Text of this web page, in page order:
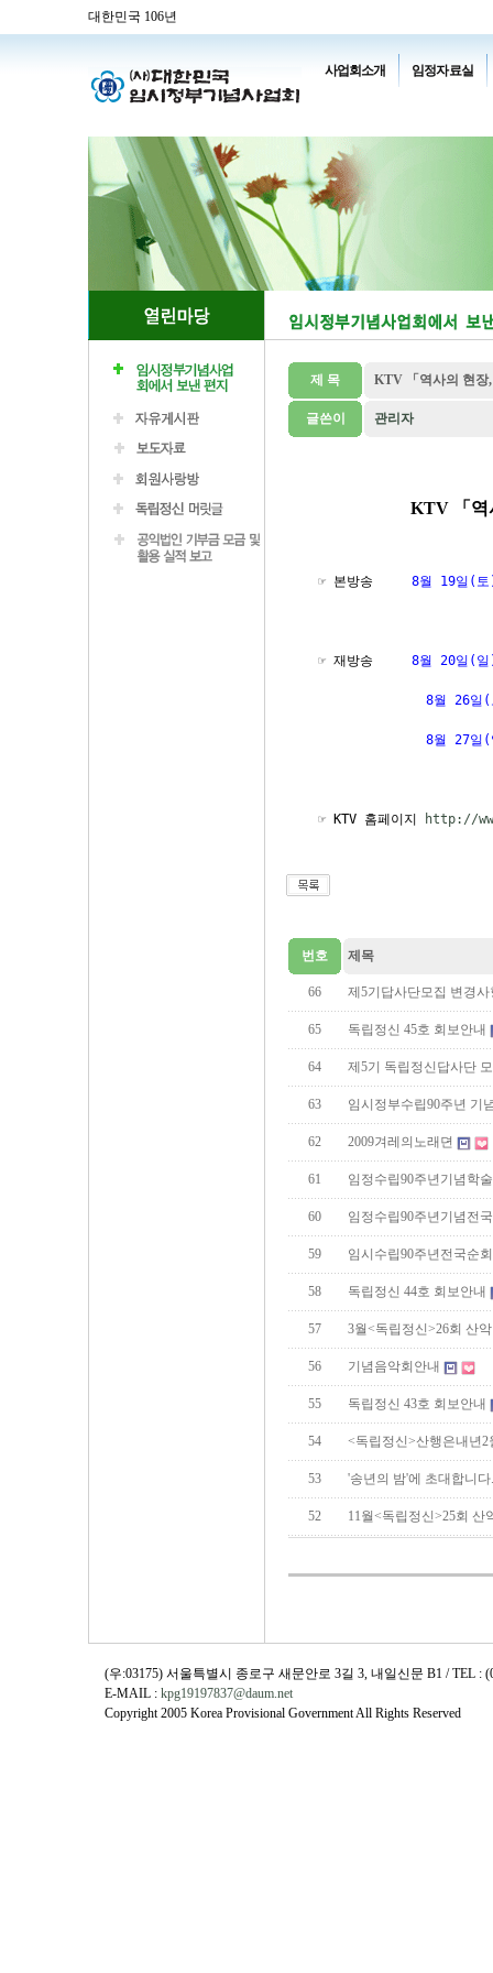
대한민국 106년
사업회소개 임정자료실
제 목 KTV 「역사의 현장
글쓴이 관리자
KTV 「역
☞ 본방송 8월 19일(
☞ 재방송
8월 27일
☞ KTV 홈페이지 http://
번호 제목
66 제5기답사단모집 변경사
65 독립정신 45호 회보안내
64 제5기 독립정신답사단
63 임시정부수립90주년 기
62 2009겨레의노래뎐
61 임정수립90주년기념학
60 임정수립90주년기념전
59 임시수립90주년전국순
58 독립정신 44호 회보안내
57 3월<독립정신>26회 산
56 기념음악회안내
55 독립정신 43호 회보안내
54 <독립정신>산행은내년
53 '송년의 밤'에 초대합니다.
52 11월<독립정신>25회 산
(우:03175) 서울특별시 종로구 새문안로 3길 3, 내일신문 B1 / TEL :
E-MAIL : kpg19197837@daum.net
Copyright 2005 Korea Provisional Government All Rights Reserved